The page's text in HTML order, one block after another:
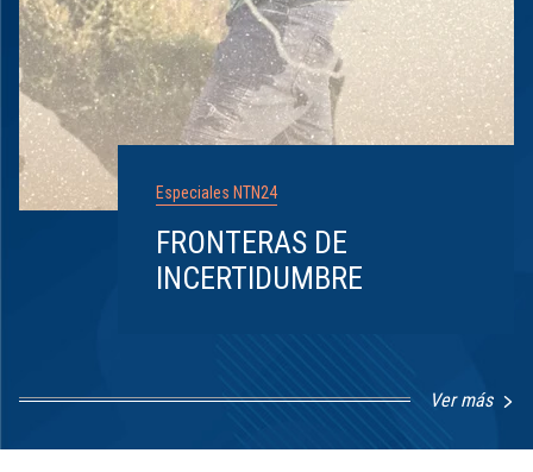
Especiales NTN24
FRONTERAS DE
INCERTIDUMBRE
Ver más